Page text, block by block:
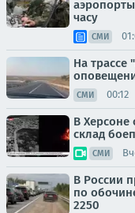
часу
СМИ
На трассе
СМИ 00:12
В
склад
СМИ
В России
по
2250